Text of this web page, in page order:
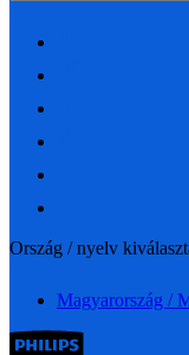
Ország / nyelv
Magyarország /